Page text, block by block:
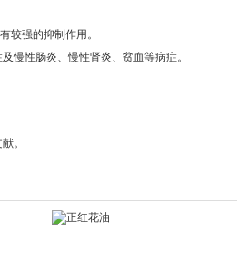
较强的抑制作用。
慢性肠炎、慢性肾炎、贫血等病症。
。